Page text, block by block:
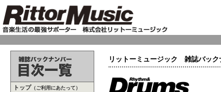
トップ （ご利用にあたって）
リットーミュージック 雑誌バック